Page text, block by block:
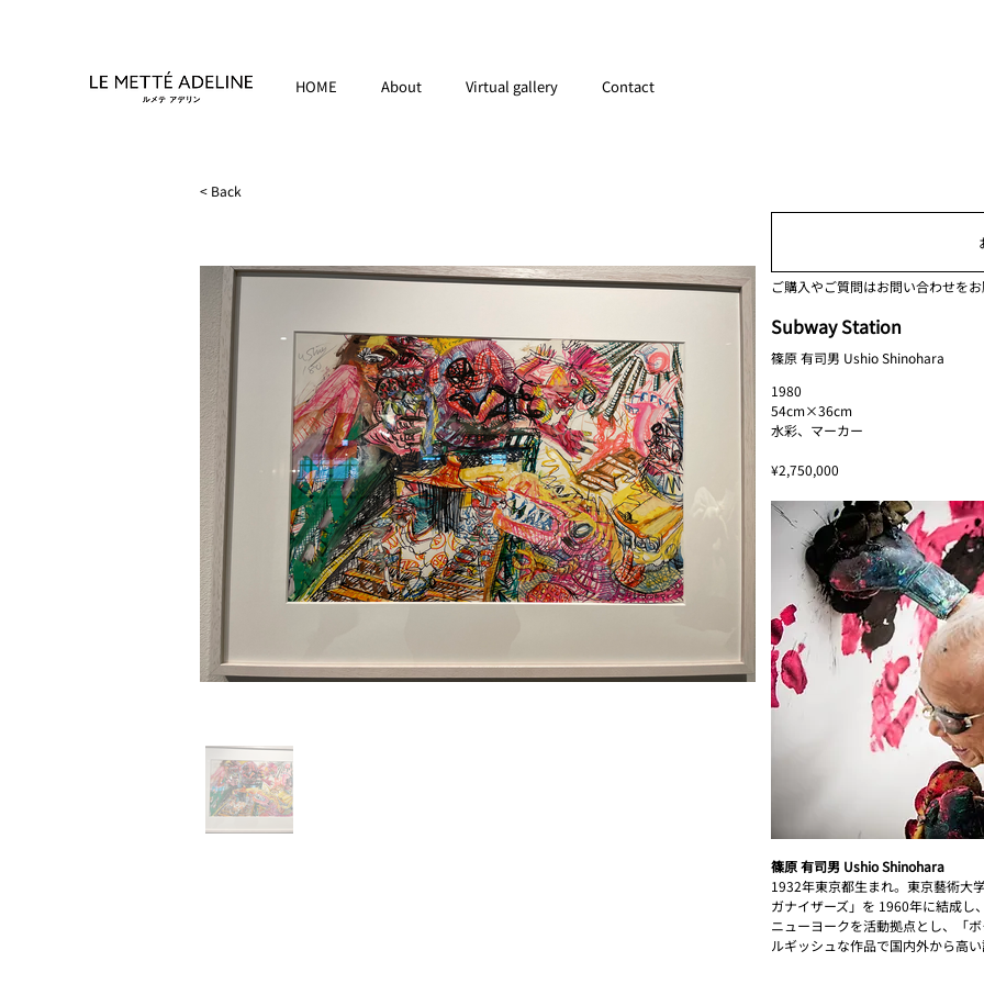
HOME About Virtual gallery Contact
< Back
ご購入やご質問はお問い合わせをお
Subway Station
篠原 有司男 Ushio Shinohara
1980
54cm×36cm
水彩、マーカー
¥2,750,000
篠原 有司男 Ushio Shinohara
1932年東京都生まれ。東京藝術大
ガナイザーズ」を 1960年に結成し
ニューヨークを活動拠点とし、「
ルギッシュな作品で国内外から高い